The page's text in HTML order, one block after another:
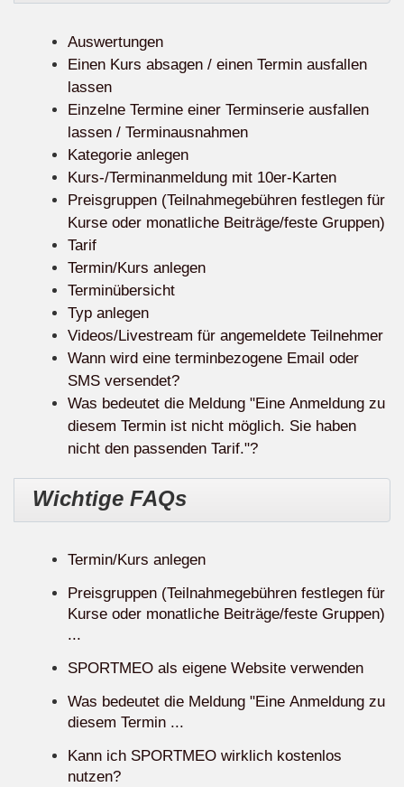
Auswertungen
Einen Kurs absagen / einen Termin ausfallen
lassen
Einzelne Termine einer Terminserie ausfallen
lassen / Terminausnahmen
Kategorie anlegen
Kurs-/Terminanmeldung mit 10er-Karten
Preisgruppen (Teilnahmegebühren festlegen für
Kurse oder monatliche Beiträge/feste Gruppen)
Tarif
Termin/Kurs anlegen
Terminübersicht
Typ anlegen
Videos/Livestream für angemeldete Teilnehmer
Wann wird eine terminbezogene Email oder
SMS versendet?
Was bedeutet die Meldung "Eine Anmeldung zu
diesem Termin ist nicht möglich. Sie haben
nicht den passenden Tarif."?
Wichtige FAQs
Termin/Kurs anlegen
Preisgruppen (Teilnahmegebühren festlegen für
Kurse oder monatliche Beiträge/feste Gruppen)
...
SPORTMEO als eigene Website verwenden
Was bedeutet die Meldung "Eine Anmeldung zu
diesem Termin ...
Kann ich SPORTMEO wirklich kostenlos
nutzen?